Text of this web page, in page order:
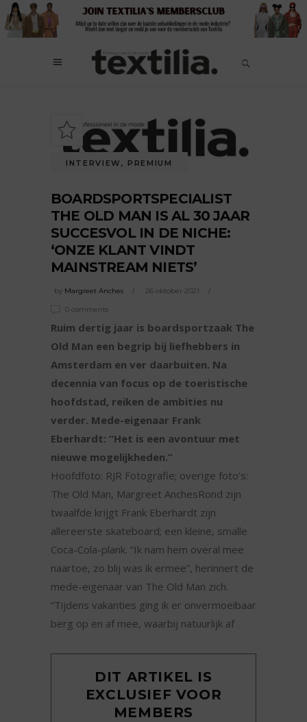
INTERVIEW , PREMIUM
BOARDSPORTSPECIALIST
THE OLD MAN IS AL 30 JAAR
SUCCESVOL IN DE NICHE:
‘ONZE KLANT VINDT
MAINSTREAM NIETS’
by Margreet Anches 26 oktober 2021
0 comments
Ruim dertig jaar is boardsportzaak The
Old Man een begrip bij liefhebbers in
Amsterdam en ver daarbuiten. Na
decennia van focus op de toeristische
hoofdstad, reiken de ambities nu
verder. Mede-eigenaar Frank
Eberhardt: “Het is een avontuur met
nieuwe mogelijkheden.”
Hoofdfoto: RJR Fotografie; overige foto’s:
The Old Man, Margreet AnchesRond zijn
twaalfde krijgt Frank Eberhardt zijn
allereerste skateboard; een kleine, smalle
Coca-Cola-plank. “Ik nam hem overal mee
naartoe, zo blij was ik ermee”, herinnert de
mede-eigenaar van The Old Man zich.
“Tijdens vakanties ging ik er onvermoeibaar
berg op en af mee, waarbij natuurlijk af
DIT ARTIKEL IS
EXCLUSIEF VOOR
MEMBERS